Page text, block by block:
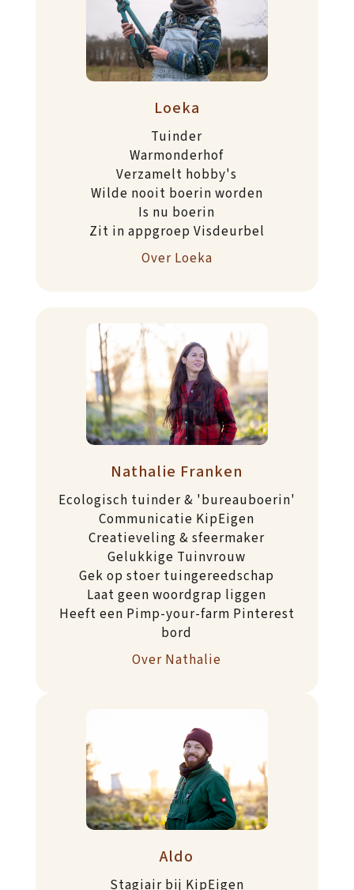
Loeka
Tuinder
Warmonderhof
Verzamelt hobby's
Wilde nooit boerin worden
Is nu boerin
Zit in appgroep Visdeurbel
Over Loeka
Nathalie Franken
Ecologisch tuinder & 'bureauboerin'
Communicatie KipEigen
Creatieveling & sfeermaker
Gelukkige Tuinvrouw
Gek op stoer tuingereedschap
Laat geen woordgrap liggen
Heeft een Pimp-your-farm Pinterest
bord
Over Nathalie
Aldo
Stagiair bij KipEigen